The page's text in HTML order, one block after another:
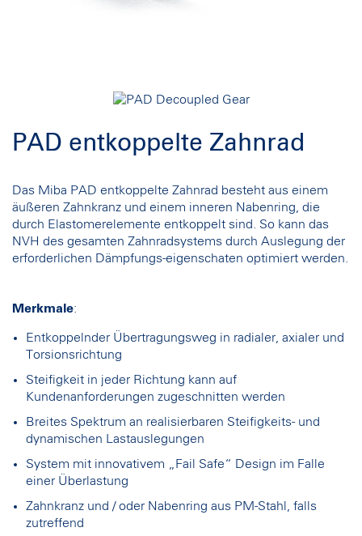
PAD entkoppelte Zahnrad
Das Miba PAD entkoppelte Zahnrad besteht aus einem
äußeren Zahnkranz und einem inneren Nabenring, die
durch Elastomerelemente entkoppelt sind. So kann das
NVH des gesamten Zahnradsystems durch Auslegung der
erforderlichen Dämpfungs-eigenschaten optimiert werden.
Merkmale:
Entkoppelnder Übertragungsweg in radialer, axialer und
Torsionsrichtung
Steifigkeit in jeder Richtung kann auf
Kundenanforderungen zugeschnitten werden
Breites Spektrum an realisierbaren Steifigkeits- und
dynamischen Lastauslegungen
System mit innovativem „Fail Safe“ Design im Falle
einer Überlastung
Zahnkranz und / oder Nabenring aus PM-Stahl, falls
zutreffend